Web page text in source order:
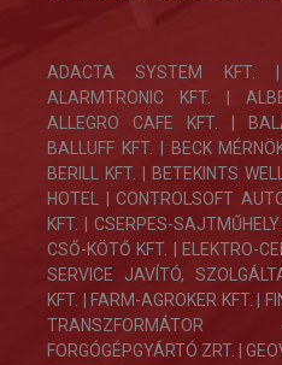
ADACTA SYSTEM KFT.
ALARMTRONIC KFT. |
ALLEGRO CAFE KFT. |
BALLUFF KFT. | BECK
BERILL KFT. | BETEKINTS
HOTEL | CONTROLSOFT
KFT. | CSERPES-
CSŐ-KÖTŐ KFT. | ELEKTRO-
SERVICE JAVÍTÓ,
KFT.
FARM-AGROKER KFT. |
FORGÓGÉPGYÁRTÓ ZRT. |